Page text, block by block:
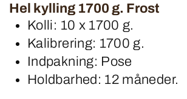
Hel kylling 1700 g. Frost
Kolli: 10 x 1700 g.
Kalibrering: 1700 g.
Indpakning: Pose
Holdbarhed: 12 måneder.